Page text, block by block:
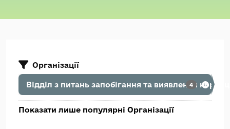
Організації
Відділ з питань запобігання та виявлення
4
Показати лише популярні Організації